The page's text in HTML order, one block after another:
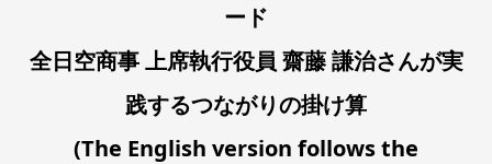
ード
全日空商事 上席執行役員 齋藤 謙治さんが実
践するつながりの掛け算
(The English version follows the